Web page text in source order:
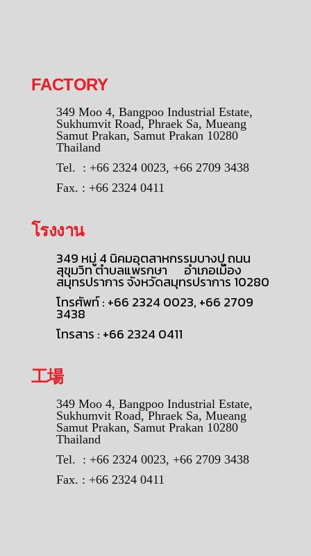
FACTORY
349 Moo 4, Bangpoo Industrial Estate,
Sukhumvit Road, Phraek Sa, Mueang
Samut Prakan, Samut Prakan 10280
Thailand
Tel. : +66 2324 0023, +66 2709 3438
Fax. : +66 2324 0411
โรงงาน
349 หมู่ 4 นิคมอุตสาหกรรมบางปู ถนน
สุขุมวิท ตำบลแพรกษา อำเภอเมือง
สมุทรปราการ จังหวัดสมุทรปราการ 10280
โทรศัพท์ : +66 2324 0023, +66 2709
3438
โทรสาร : +66 2324 0411
工場
349 Moo 4, Bangpoo Industrial Estate,
Sukhumvit Road, Phraek Sa, Mueang
Samut Prakan, Samut Prakan 10280
Thailand
Tel. : +66 2324 0023, +66 2709 3438
Fax. : +66 2324 0411